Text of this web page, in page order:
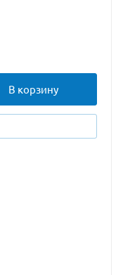
В корзину